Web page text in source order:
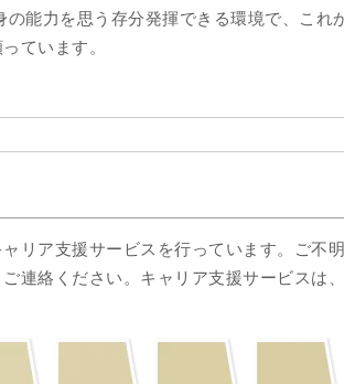
能力を思う存分発揮できる環境で、これ
ています。
リア支援サービスを行っています。ご不明
ご連絡ください。キャリア支援サービスは、